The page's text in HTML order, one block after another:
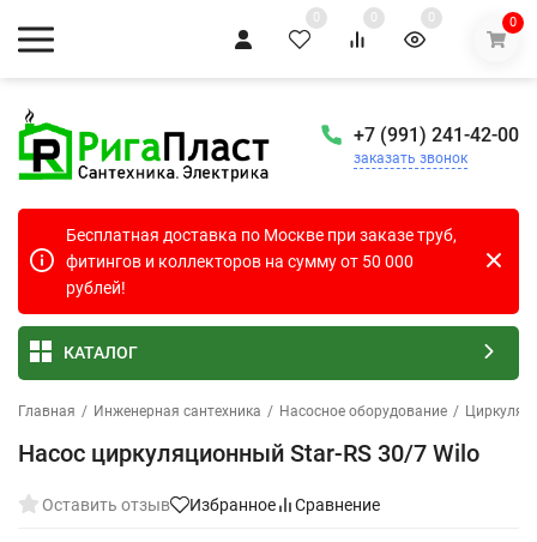
0 0 0 0
+7 (991) 241-42-00
заказать звонок
Бесплатная доставка по Москве при заказе труб,
фитингов и коллекторов на сумму от 50 000
рублей!
КАТАЛОГ
Главная / Инженерная сантехника / Насосное оборудование /
Насос циркуляционный Star-RS 30/7 Wilo
Оставить отзыв Избранное Сравнение